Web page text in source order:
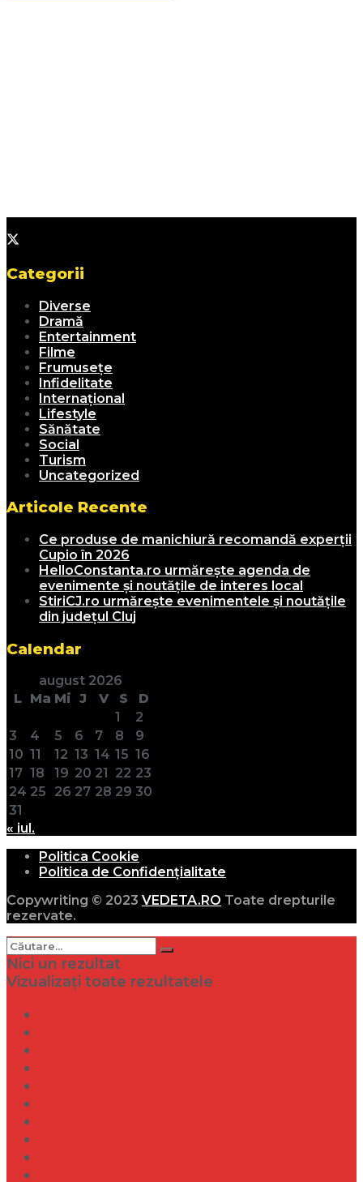
Categorii
Diverse
Dramă
Entertainment
Filme
Frumusețe
Infidelitate
Internațional
Lifestyle
Sănătate
Social
Turism
Uncategorized
Articole Recente
Ce produse de manichiură recomandă experții
Cupio în 2026
HelloConstanta.ro urmărește agenda de
evenimente și noutățile de interes local
StiriCJ.ro urmărește evenimentele și noutățile
din județul Cluj
Calendar
august 2026
L Ma Mi J V S
D
1
2
3
4 5 6 7 8
9
10 11 12 13 14 15 16
17 18 19 20 21 22 23
24 25 26 27 28 29 30
31
« iul.
Politica Cookie
Politica de Confidențialitate
Copywriting © 2023 VEDETA.RO Toate drepturile
rezervate.
Nici un rezultat
Vizualizați toate rezultatele